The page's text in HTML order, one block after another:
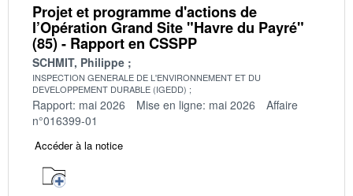
Projet et programme d'actions de
l’Opération Grand Site "Havre du Payré"
(85) - Rapport en CSSPP
SCHMIT, Philippe
INSPECTION GENERALE DE L'ENVIRONNEMENT ET DU
DEVELOPPEMENT DURABLE (IGEDD)
Rapport: mai 2026 Mise en ligne: mai 2026
Affaire
n°016399-01
Accéder à la notice